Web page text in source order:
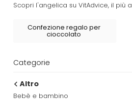
Scopri l'angelica su VitAdvice, il più
Confezione regalo per
cioccolato
Categorie
Altro
Bebè e bambino